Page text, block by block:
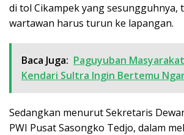
di tol Cikampek yang sesungguhnya,
wartawan harus turun ke lapangan.
Baca Juga: Paguyuban
Kendari Sultra Ingin Bertemu
Sedangkan menurut Sekretaris
PWI Pusat Sasongko Tedjo, dalam